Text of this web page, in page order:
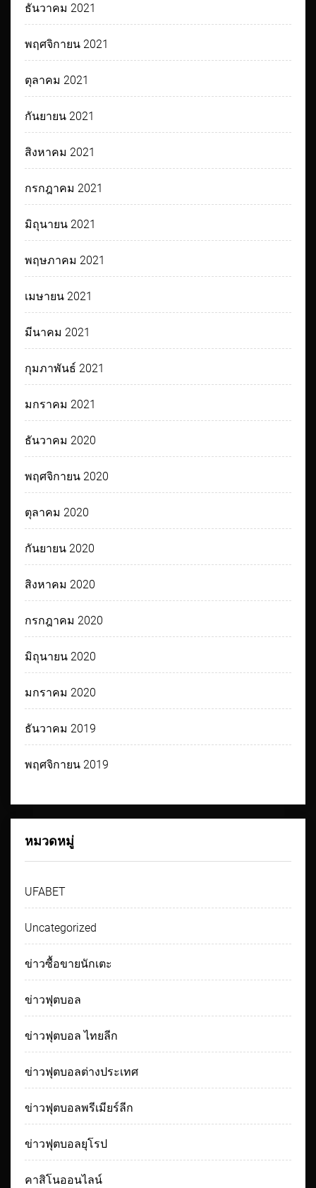
ธันวาคม 2021
พฤศจิกายน 2021
ตุลาคม 2021
กันยายน 2021
สิงหาคม 2021
กรกฎาคม 2021
มิถุนายน 2021
พฤษภาคม 2021
เมษายน 2021
มีนาคม 2021
กุมภาพันธ์ 2021
มกราคม 2021
ธันวาคม 2020
พฤศจิกายน 2020
ตุลาคม 2020
กันยายน 2020
สิงหาคม 2020
กรกฎาคม 2020
มิถุนายน 2020
มกราคม 2020
ธันวาคม 2019
พฤศจิกายน 2019
หมวดหมู่
UFABET
Uncategorized
ข่าวซื้อขายนักเตะ
ข่าวฟุตบอล
ข่าวฟุตบอล ไทยลีก
ข่าวฟุตบอลต่างประเทศ
ข่าวฟุตบอลพรีเมียร์ลีก
ข่าวฟุตบอลยุโรป
คาสิโนออนไลน์